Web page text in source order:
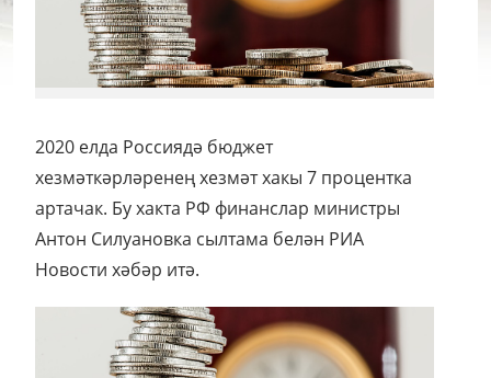
2020 елда Россиядә бюджет
хезмәткәрләренең хезмәт хакы 7 процентка
артачак. Бу хакта РФ финанслар министры
Антон Силуановка сылтама белән РИА
Новости хәбәр итә.